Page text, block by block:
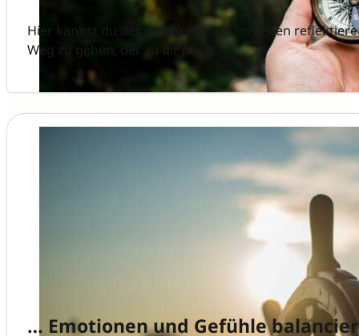
Hier kannst du deine Ausrichtung im Leben
Weg zu gehen, der zu dir passt.
… Emotionen und Gefühle